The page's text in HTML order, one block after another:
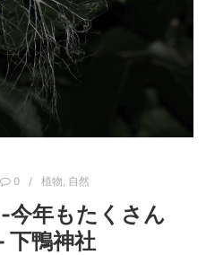
0 植物, 自然
今年もたくさん
下鴨神社